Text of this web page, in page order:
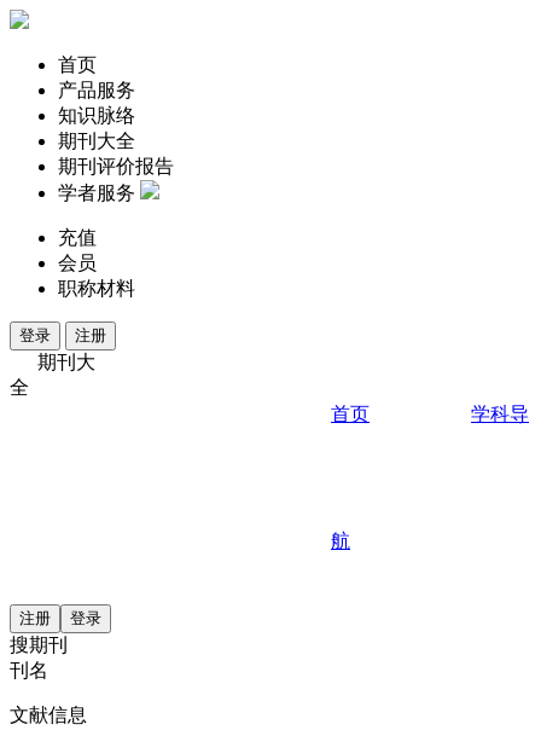
首页
产品服务
知识脉络
期刊大全
期刊评价报告
学者服务
充值
会员
职称材料
登录 注册
期刊大
全
首页
学科导
航
注册 登录
搜期刊
刊名
文献信息